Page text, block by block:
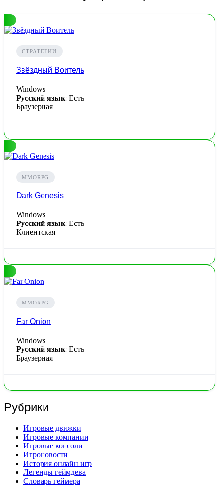
СТРАТЕГИИ
Звёздный Воитель
Windows
Русский язык: Есть
Браузерная
MMORPG
Dark Genesis
Windows
Русский язык: Есть
Клиентская
MMORPG
Far Onion
Windows
Русский язык: Есть
Браузерная
Рубрики
Игровые движки
Игровые компании
Игровые консоли
Игроновости
История онлайн игр
Легенды геймдева
Словарь геймера